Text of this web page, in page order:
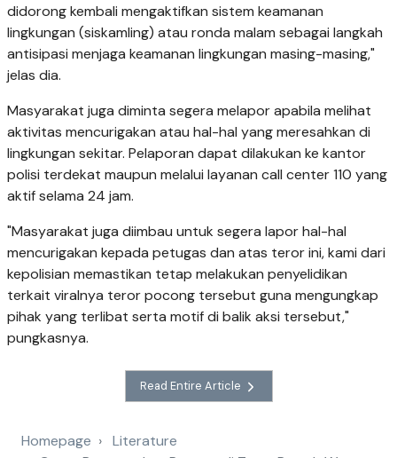
didorong kembali mengaktifkan sistem keamanan
lingkungan (siskamling) atau ronda malam sebagai langkah
antisipasi menjaga keamanan lingkungan masing-masing,"
jelas dia.
Masyarakat juga diminta segera melapor apabila melihat
aktivitas mencurigakan atau hal-hal yang meresahkan di
lingkungan sekitar. Pelaporan dapat dilakukan ke kantor
polisi terdekat maupun melalui layanan call center 110 yang
aktif selama 24 jam.
"Masyarakat juga diimbau untuk segera lapor hal-hal
mencurigakan kepada petugas dan atas teror ini, kami dari
kepolisian memastikan tetap melakukan penyelidikan
terkait viralnya teror pocong tersebut guna mengungkap
pihak yang terlibat serta motif di balik aksi tersebut,"
pungkasnya.
Read Entire Article
Homepage
Literature